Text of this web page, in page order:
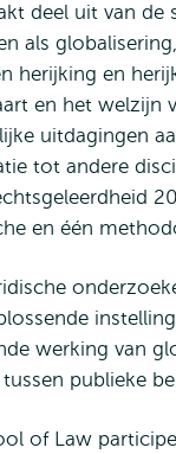
deel uit van de
als
herijking en
en het welzijn
uitdagingen
tot andere
en één
werking van
publieke
of Law